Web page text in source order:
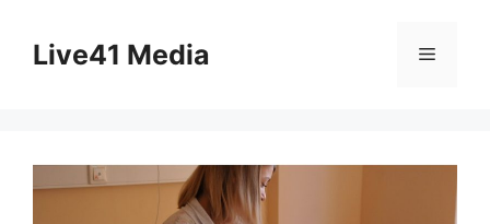
contentLive41 Media Menu